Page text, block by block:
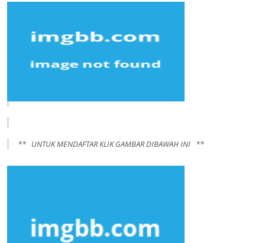
** UNTUK MENDAFTAR KLIK GAMBAR DIBAWAH INI **